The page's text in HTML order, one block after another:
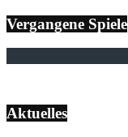
Vergangene Spiele
Aktuelles